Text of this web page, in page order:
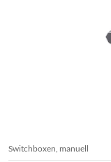
Switchboxen, manuell